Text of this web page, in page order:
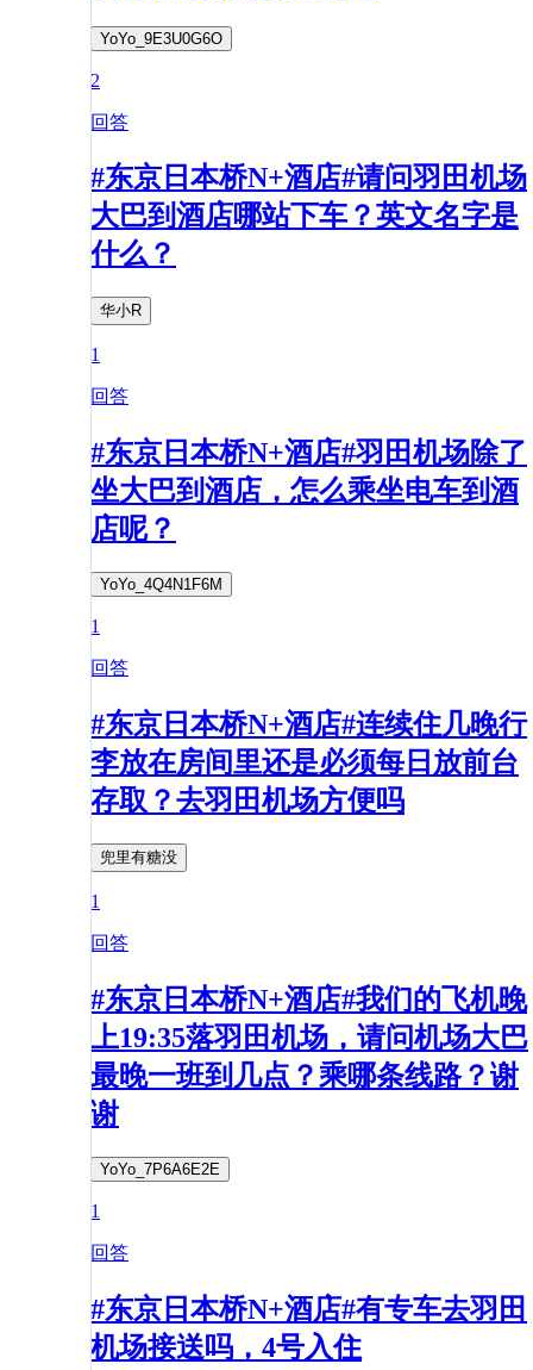
YoYo_9E3U0G6O
2
回答
#东京日本桥N+酒店#请问羽田机场
大巴到酒店哪站下车？英文名字是
什么？
华小R
1
回答
#东京日本桥N+酒店#羽田机场除了
坐大巴到酒店，怎么乘坐电车到酒
店呢？
YoYo_4Q4N1F6M
1
回答
#东京日本桥N+酒店#连续住几晚行
李放在房间里还是必须每日放前台
存取？去羽田机场方便吗
兜里有糖没
1
回答
#东京日本桥N+酒店#我们的飞机晚
上19:35落羽田机场，请问机场大巴
最晚一班到几点？乘哪条线路？谢
谢
YoYo_7P6A6E2E
1
回答
#东京日本桥N+酒店#有专车去羽田
机场接送吗，4号入住